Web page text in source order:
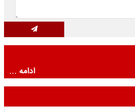
ادامه ...